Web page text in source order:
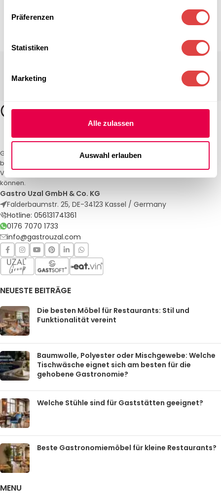
Präferenzen
Statistiken
Marketing
Alle zulassen
Auswahl erlauben
Gastro Uzal – Ihr Spezialist für Gastronomiemöbel und -textilien. Wir
bieten maßgeschneiderte Lösungen für Restaurants, Hotels und
Veranstaltungen. Qualität und Service, auf die Sie sich verlassen
können.
Gastro Uzal GmbH & Co. KG
Falderbaumstr. 25, DE-34123 Kassel / Germany
Hotline: 056131741361
0176 7070 1733
info@gastrouzal.com
NEUESTE BEITRÄGE
Die besten Möbel für Restaurants: Stil und
Funktionalität vereint
Baumwolle, Polyester oder Mischgewebe: Welche
Tischwäsche eignet sich am besten für die
gehobene Gastronomie?
Welche Stühle sind für Gaststätten geeignet?
Beste Gastronomiemöbel für kleine Restaurants?
MENU